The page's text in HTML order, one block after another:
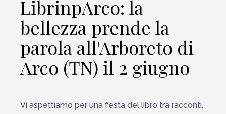
LibrinpArco: la
bellezza prende la
parola all'Arboreto di
Arco (TN) il 2 giugno
Vi aspettiamo per una festa del libro tra racconti,